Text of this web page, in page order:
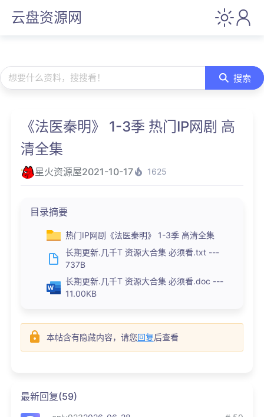
云盘资源网
想要什么资料，搜搜看！ 搜索
《法医秦明》 1-3季 热门IP网剧 高
清全集
星火资源屋2021-10-17 1625
目录摘要
热门IP网剧《法医秦明》 1-3季 高清全集
长期更新.几千T 资源大合集 必须看.txt ---
737B
长期更新.几千T 资源大合集 必须看.doc ---
11.00KB
本帖含有隐藏内容，请您回复后查看
最新回复(59)